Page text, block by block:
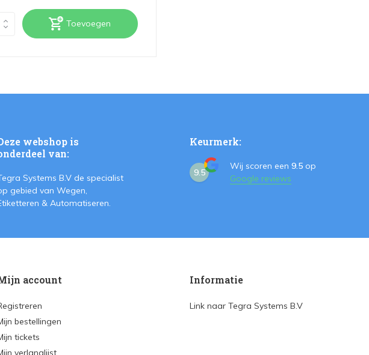
Toevoegen
webshop is
van:
Systems B.V de specialist
gebied van Wegen,
& Automatiseren.
Keurmerk:
9.5
Wij scoren een 9.5 op
Google reviews
account
bestellingen
tickets
verlanglijst
Informatie
Link naar Tegra Systems B.V